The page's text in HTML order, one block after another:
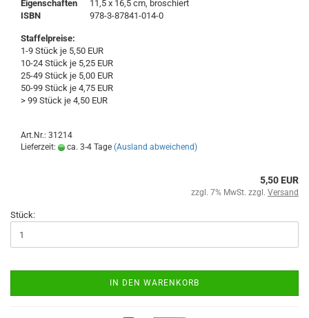
Eigenschaften
11,5 x 16,5 cm, broschiert
ISBN
978-3-87841-014-0
Staffelpreise:
1-9 Stück je 5,50 EUR
10-24 Stück je 5,25 EUR
25-49 Stück je 5,00 EUR
50-99 Stück je 4,75 EUR
> 99 Stück je 4,50 EUR
Art.Nr.: 31214
Lieferzeit:
ca. 3-4 Tage (Ausland abweichend)
5,50 EUR
zzgl. 7% MwSt. zzgl. Versand
Stück:
IN DEN WARENKORB